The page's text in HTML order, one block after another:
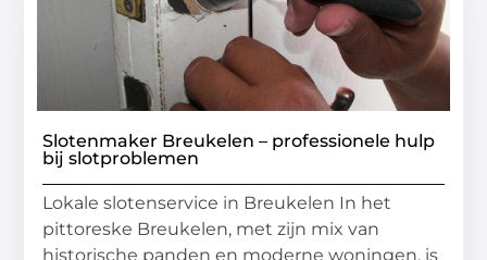
Slotenmaker Breukelen – professionele hulp
bij slotproblemen
Lokale slotenservice in Breukelen In het
pittoreske Breukelen, met zijn mix van
historische panden en moderne woningen, is